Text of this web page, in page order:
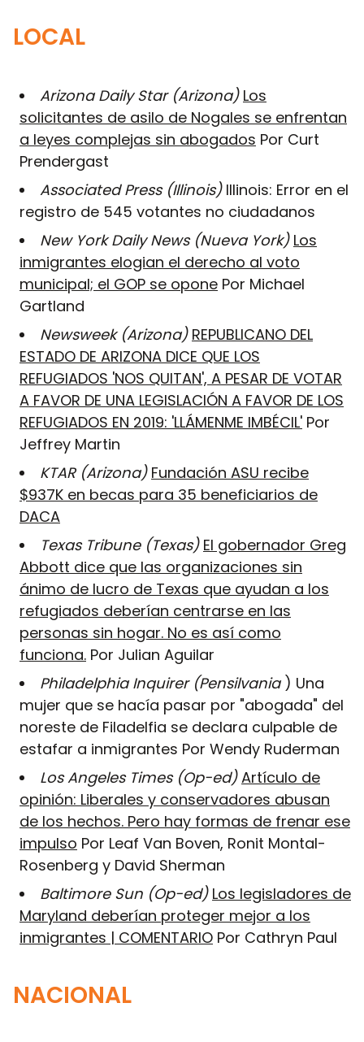
LOCAL
Arizona Daily Star (Arizona) Los
solicitantes de asilo de Nogales se enfrentan
a leyes complejas sin abogados Por Curt
Prendergast
Associated Press (Illinois)Illinois: Error en el
registro de 545 votantes no ciudadanos
New York Daily News (Nueva York) Los
inmigrantes elogian el derecho al voto
municipal; el GOP se opone Por Michael
Gartland
Newsweek (Arizona) REPUBLICANO DEL
ESTADO DE ARIZONA DICE QUE LOS
REFUGIADOS 'NOS QUITAN', A PESAR DE VOTAR
A FAVOR DE UNA LEGISLACIÓN A FAVOR DE LOS
REFUGIADOS EN 2019: 'LLÁMENME IMBÉCIL' Por
Jeffrey Martin
KTAR (Arizona) Fundación ASU recibe
$937K en becas para 35 beneficiarios de
DACA
Texas Tribune (Texas) El gobernador Greg
Abbott dice que las organizaciones sin
ánimo de lucro de Texas que ayudan a los
refugiados deberían centrarse en las
personas sin hogar. No es así como
funciona. Por Julian Aguilar
Philadelphia Inquirer (Pensilvania) Una
mujer que se hacía pasar por "abogada" del
noreste de Filadelfia se declara culpable de
estafar a inmigrantes Por Wendy Ruderman
Los Angeles Times (Op-ed) Artículo de
opinión: Liberales y conservadores abusan
de los hechos. Pero hay formas de frenar ese
impulso Por Leaf Van Boven, Ronit Montal-
Rosenberg y David Sherman
Baltimore Sun (Op-ed) Los legisladores de
Maryland deberían proteger mejor a los
inmigrantes | COMENTARIO Por Cathryn Paul
NACIONAL